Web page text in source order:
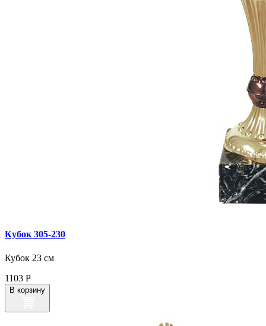
Кубок 305‑230
Кубок 23 см
1103 Р
В корзину